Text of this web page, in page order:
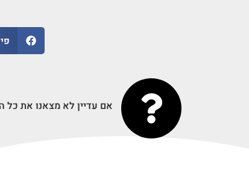
אם עדיין לא מצאנו את